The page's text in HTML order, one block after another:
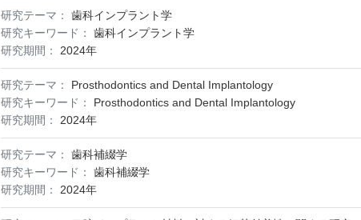
研究テーマ：
歯科インプラント学
研究キーワード：
歯科インプラント学
研究期間：
2024年
研究テーマ：
Prosthodontics and Dental Implantology
研究キーワード：
Prosthodontics and Dental Implantology
研究期間：
2024年
研究テーマ：
歯科補綴学
研究キーワード：
歯科補綴学
研究期間：
2024年